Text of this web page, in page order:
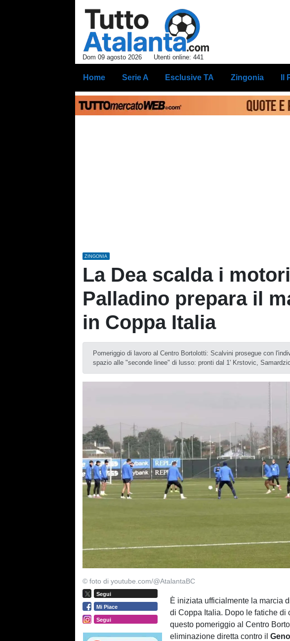
Dom 09 agosto 2026 Utenti online: 441
Home Serie A Esclusive TA Zingonia Il
ZINGONIA
La Dea scalda i
Palladino prepara il
in Coppa Italia
Pomeriggio di lavoro al Centro Bortolotti: Scalvini prosegue con
spazio alle "seconde linee" di lusso: pronti dal 1' Krstovic,
© foto di youtube.com/@AtalantaBC
Segui
Mi Piace
Segui
È iniziata ufficialmente la marcia
di Coppa Italia. Dopo le fatiche di
questo pomeriggio al Centro
eliminazione diretta contro il